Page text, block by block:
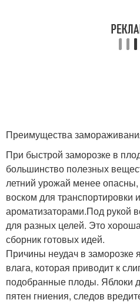
Преимущества
При быстрой заморозке в
большинство полезных
летний урожай менее
воском для транспортировки
ароматизаторами.Под рукой
для разных целей. Это
сборник готовых идей.
Причины неудач в заморозке
влага, которая приводит к
подобранные плоды. Яблоки
пятен гниения, следов